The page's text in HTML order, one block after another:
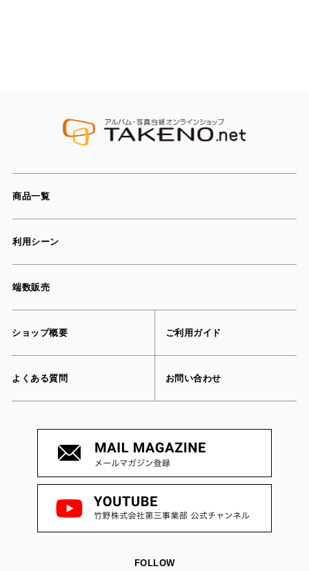
商品一覧
利用シーン
端数販売
ショップ概要 ご利用ガイド
よくある質問 お問い合わせ
FOLLOW